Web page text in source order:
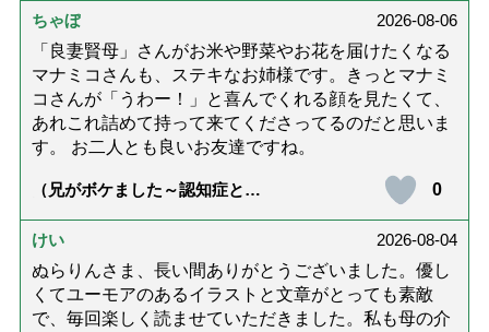
ちゃぼ
2026-08-06
「良妻賢母」さんがお米や野菜やお花を届けたくなる
マナミコさんも、ステキなお姉様です。きっとマナミ
コさんが「うわー！」と喜んでくれる顔を見たくて、
あれこれ詰めて持って来てくださってるのだと思いま
す。 お二人とも良いお友達ですね。
（兄がボケました～認知症と介
達』が届きました」）
0
けい
2026-08-04
ぬらりんさま、長い間ありがとうございました。優し
くてユーモアのあるイラストと文章がとっても素敵
で、毎回楽しく読ませていただきました。私も母の介